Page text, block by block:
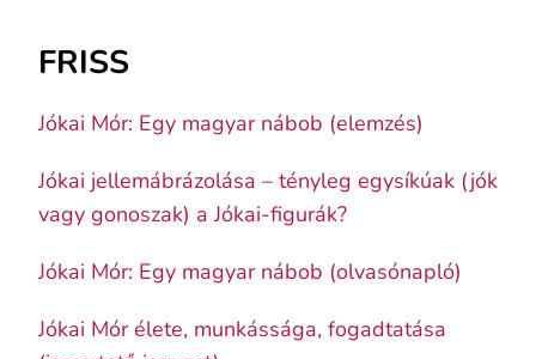
FRISS
Jókai Mór: Egy magyar nábob (elemzés)
Jókai jellemábrázolása – tényleg egysíkúak (jók
vagy gonoszak) a Jókai-figurák?
Jókai Mór: Egy magyar nábob (olvasónapló)
Jókai Mór élete, munkássága, fogadtatása